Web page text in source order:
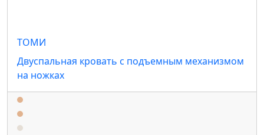
ТОМИ
Двуспальная кровать с подъемным механизмом
на ножках